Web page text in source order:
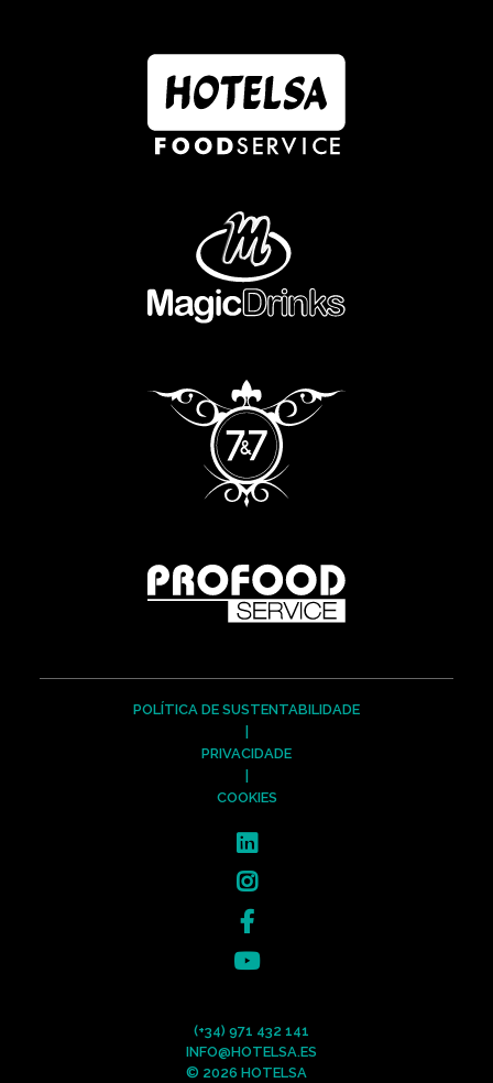
POLÍTICA DE SUSTENTABILIDADE
PRIVACIDADE
COOKIES
(+34) 971 432 141
INFO@HOTELSA.ES
© 2026 HOTELSA